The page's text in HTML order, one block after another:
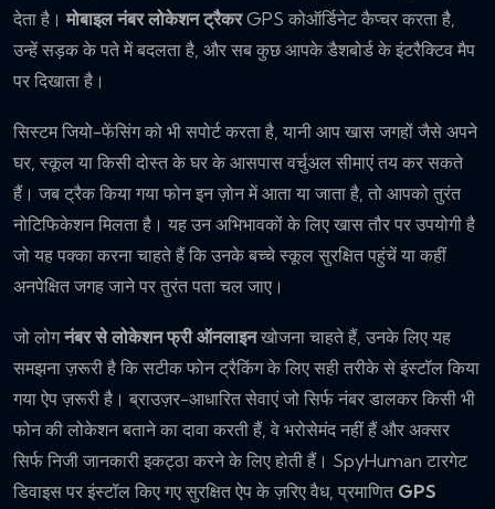
देता है।मोबाइल नंबर लोकेशन ट्रैकरGPS कोऑर्डिनेट कैप्चर करता है,
उन्हें सड़क के पते में बदलता है, और सब कुछ आपके डैशबोर्ड के इंटरैक्टिव मैप
पर दिखाता है।
सिस्टम जियो-फेंसिंग को भी सपोर्ट करता है, यानी आप खास जगहों जैसे अपने
घर, स्कूल या किसी दोस्त के घर के आसपास वर्चुअल सीमाएं तय कर सकते
हैं। जब ट्रैक किया गया फोन इन ज़ोन में आता या जाता है, तो आपको तुरंत
नोटिफिकेशन मिलता है। यह उन अभिभावकों के लिए खास तौर पर उपयोगी है
जो यह पक्का करना चाहते हैं कि उनके बच्चे स्कूल सुरक्षित पहुंचें या कहीं
अनपेक्षित जगह जाने पर तुरंत पता चल जाए।
जो लोगनंबर से लोकेशन फ्री ऑनलाइनखोजना चाहते हैं, उनके लिए यह
समझना ज़रूरी है कि सटीक फोन ट्रैकिंग के लिए सही तरीके से इंस्टॉल किया
गया ऐप ज़रूरी है। ब्राउज़र-आधारित सेवाएं जो सिर्फ नंबर डालकर किसी भी
फोन की लोकेशन बताने का दावा करती हैं, वे भरोसेमंद नहीं हैं और अक्सर
सिर्फ निजी जानकारी इकट्ठा करने के लिए होती हैं। SpyHuman टारगेट
डिवाइस पर इंस्टॉल किए गए सुरक्षित ऐप के ज़रिए वैध, प्रमाणित GPS